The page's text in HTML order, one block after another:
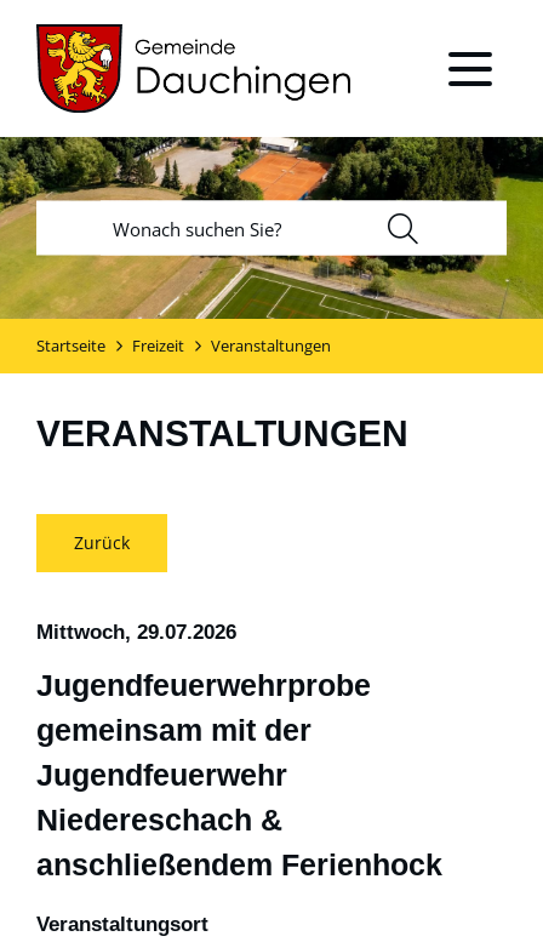
Startseite Freizeit Veranstaltungen
VERANSTALTUNGEN
Zurück
Mittwoch, 29.07.2026
Jugendfeuerwehrprobe
gemeinsam mit der
Jugendfeuerwehr
Niedereschach &
anschließendem Ferienhock
Veranstaltungsort